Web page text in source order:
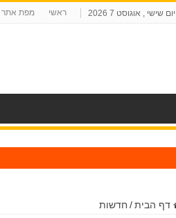
יום שישי , אוגוסט 7 2026 ראשי מפת אתר
דף הבית/ חדשות